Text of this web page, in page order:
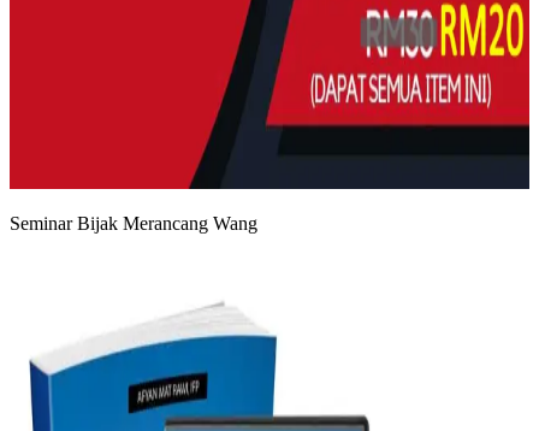
Seminar Bijak Merancang Wang